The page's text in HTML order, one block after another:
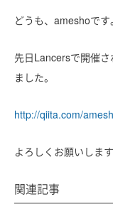
どうも、ameshoです。
先日Lancersで開催
ました。
http://qiita.com/
よろしくお願いします
関連記事